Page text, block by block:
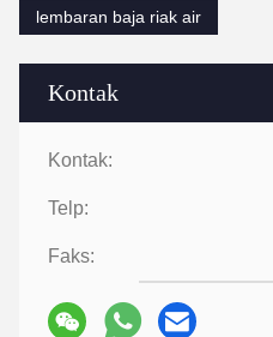
Kontak
Kontak:
Telp:
Faks:
lembaran baja riak air